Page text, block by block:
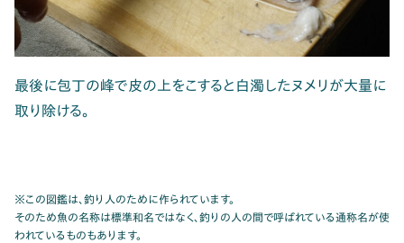
最後に包丁の峰で皮の上をこすると白濁したヌメリが大量に
取り除ける。
※この図鑑は、釣り人のために作られています。
そのため魚の名称は標準和名ではなく、釣りの人の間で呼ばれている通称名が使
われているものもあります。